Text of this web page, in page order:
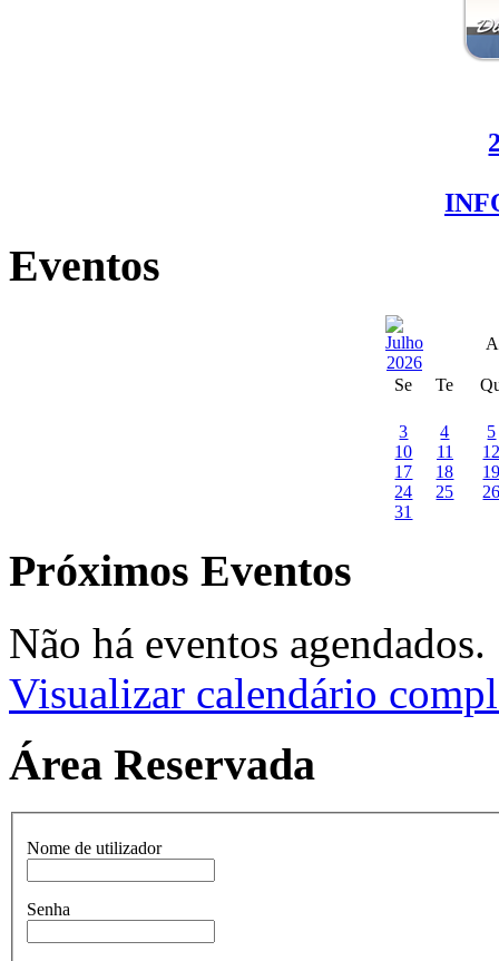
Eventos
Se Te
3 4
5
10
11
17
18
24
25
31
Próximos Eventos
Não há eventos agendados.
Visualizar calendário
Área Reservada
Nome de utilizador
Senha